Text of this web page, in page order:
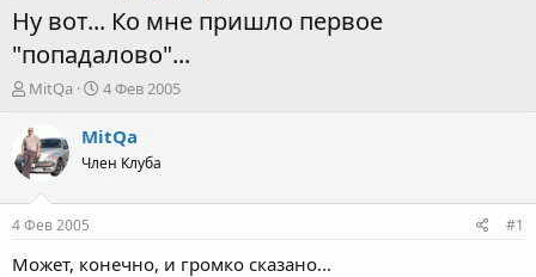
Ну вот... Ко мне пришло первое
"попадалово"...
А
т
о
р
е
м
ы
MitQa
Д
т
н
л
4 Фев 2005
MitQa
Член Клуба
4 Фев 2005 #1
Может, конечно, и громко сказано...